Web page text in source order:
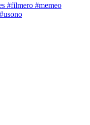
#filmero #memeo